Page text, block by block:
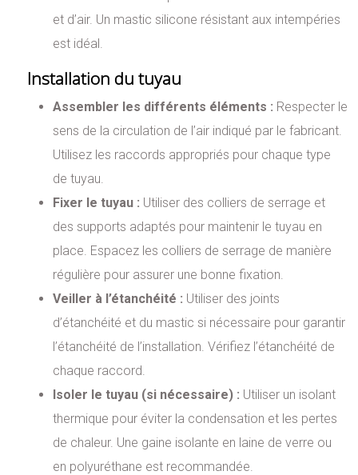
et d’air. Un mastic silicone résistant aux intempéries
est idéal.
Installation du tuyau
Assembler les différents éléments : Respecter le
sens de la circulation de l’air indiqué par le fabricant.
Utilisez les raccords appropriés pour chaque type
de tuyau.
Fixer le tuyau : Utiliser des colliers de serrage et
des supports adaptés pour maintenir le tuyau en
place. Espacez les colliers de serrage de manière
régulière pour assurer une bonne fixation.
Veiller à l’étanchéité : Utiliser des joints
d’étanchéité et du mastic si nécessaire pour garantir
l’étanchéité de l’installation. Vérifiez l’étanchéité de
chaque raccord.
Isoler le tuyau (si nécessaire) : Utiliser un isolant
thermique pour éviter la condensation et les pertes
de chaleur. Une gaine isolante en laine de verre ou
en polyuréthane est recommandée.